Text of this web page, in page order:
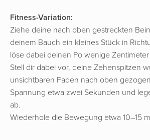
Fitness-Variation:
Ziehe deine nach oben gestreckten
deinem Bauch ein kleines Stück in
löse dabei deinen Po wenige
Stell dir dabei vor, deine Zehenspitzen
unsichtbaren Faden nach oben
Spannung etwa zwei Sekunden und
ab.
Wiederhole die Bewegung etwa 10–15